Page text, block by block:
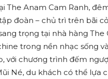
The Anam Cam Ranh,
đoàn – chủ trì trên bãi
trọng tại nhà hàng
trong nền nhạc sống
với chương trình đếm
Né, du khách có thể lựa